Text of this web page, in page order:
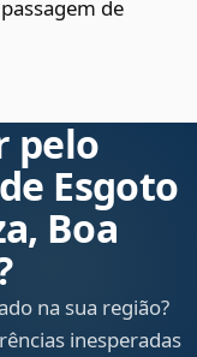
de
pelo
Esgoto
Boa
na sua região?
inesperadas